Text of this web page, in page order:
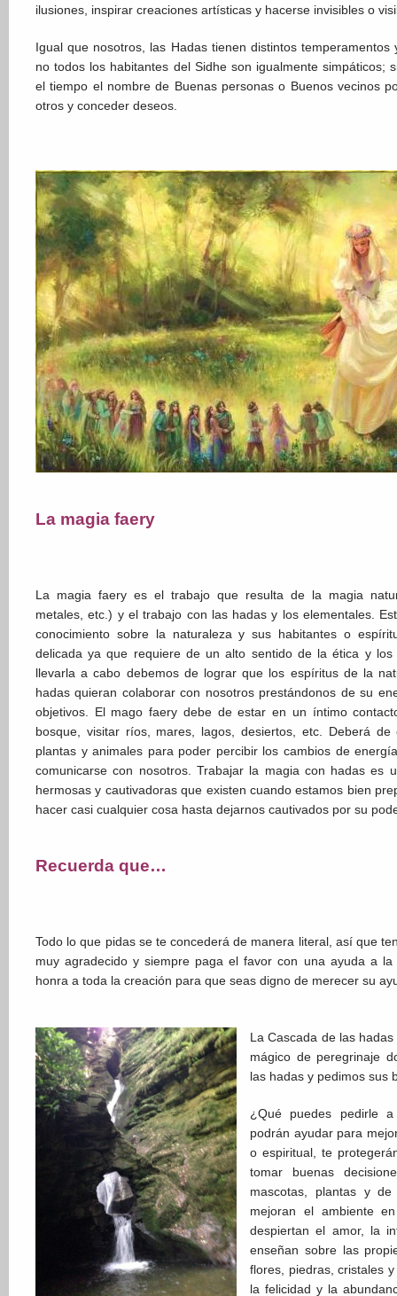
ilusiones, inspirar creaciones artísticas y hacerse invisibles o
Igual que nosotros, las Hadas tienen distintos
no todos los habitantes del Sidhe son igualmente simpáticos;
el tiempo el nombre de Buenas personas o Buenos vecinos
otros y conceder deseos.
La magia faery
La magia faery es el trabajo que resulta de la magia
metales, etc.) y el trabajo con las hadas y los elementales.
conocimiento sobre la naturaleza y sus habitantes o
delicada ya que requiere de un alto sentido de la ética y
llevarla a cabo debemos de lograr que los espíritus de la
hadas quieran colaborar con nosotros prestándonos de su
objetivos. El mago faery debe de estar en un íntimo
bosque, visitar ríos, mares, lagos, desiertos, etc. Deberá de
plantas y animales para poder percibir los cambios de
comunicarse con nosotros. Trabajar la magia con hadas es
hermosas y cautivadoras que existen cuando estamos bien
hacer casi cualquier cosa hasta dejarnos cautivados por su
Recuerda que…
Todo lo que pidas se te concederá de manera literal, así que
muy agradecido y siempre paga el favor con una ayuda a
honra a toda la creación para que seas digno de merecer su
La Cascada de las
mágico de peregrinaje
las hadas y pedimos sus
¿Qué puedes pedirle
podrán ayudar para
o espiritual, te
tomar buenas
mascotas, plantas y de
mejoran el ambiente
despiertan el amor, la
enseñan sobre las
flores, piedras, cristales
la felicidad y la